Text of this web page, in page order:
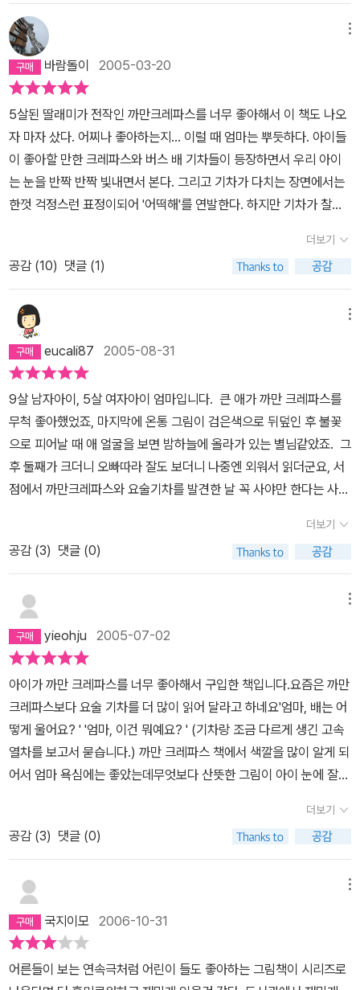
대한 마음을 배울수 있는 기회.거기에 반복적인 언어구사로 인해 - e
x) 한번만 달려 볼래? 하
지만 길이 없으면 달릴수가 없는
걸 꿈지락 꿈지락, 핑그르
르...등쉽게 언어를 배울수 있다
바람돌이 2005-03-20
5살된 딸래미가 전작인 까만크레파스를 너무 좋아해서 이 책도 나오
자 마자 샀다. 어찌나 좋아하는지... 이럴 때 엄마는 뿌듯하다. 아이들
이 좋아할 만한 크레파스와 버스 배 기차들이 등장하면서 우리 아이
는 눈을 반짝 반짝 빛내면서 본다. 그리고 기차가 다치는 장면에서는
한껏 걱정스런 표정이되어 '어떡해'를 연발한다. 하지만 기차가 찰흙
지에서 마지막 겉장까지 크레파스 친구들을 하나 하나 짚어가며 스스
로 얘기를 만들어 내는 모습까지 그리고 없는 색깔의 크레파스 친구
들까지 걱정한다.엄마의 입장에서는 솔직히 전작 까만 크레파스 보다
는 못하다. 전작이 나와 다른 친구를 이해할 수 있는 마음을 심어주는
따듯함이 담겨있었다면 이건 그저 사이좋아진 크레파스 친구들이 여
전히 재미나게 노는 모습을 보여주는 것으로 만약 이 책을 산다면 꼭
전작인 까만 크레파스부터 사서 읽히는게 좋지 않을까 싶다.
더보기
공감 (10) 댓글 (1)
eucali87 2005-08-31
9살 남자아이, 5살 여자아이 엄마입니다. 큰 애가 까만 크레파스를
무척 좋아했었죠, 마지막에 온통 그림이 검은색으로 뒤덮인 후 불꽃
으로 피어날 때 애 얼굴을 보면 밤하늘에 올라가 있는 별님같았죠. 그
후 둘째가 크더니 오빠따라 잘도 보더니 나중엔 외워서 읽더군요, 서
점에서 까만크레파스와 요술기차를 발견한 날 꼭 사야만 한다는 사명
머리속의 공간이 커지는듯한 느낌의 책이라면 까만크레파스와 요술
기차는 눈 양옆으로의 시야가 한없이 커지는 느낌의 책입니다.까만크
레파스가 이상향을 둥둥 떠나니는 느낌이라면 ~요술기차는 발끝을
땅에 대고 주변을 돌아보게 만들어주는 책이랍니다.또 하나 저희 둘
니다. 덤이죠 ㅋㅋ
더보기
공감 (3) 댓글 (0)
yieohju 2005-07-02
아이가 까만 크레파스를 너무 좋아해서 구입한 책입니다.요즘은 까만
크레파스보다 요술 기차를 더 많이 읽어 달라고 하네요'엄마, 배는 어
떻게 울어요? ' '엄마, 이건 뭐예요? ' (기차랑 조금 다르게 생긴 고속
열차를 보고서 묻습니다.) 까만 크레파스 책에서 색깔을 많이 알게 되
어서 엄마 욕심에는 좋았는데무엇보다 산뜻한 그림이 아이 눈에 잘
더보기
공감 (3) 댓글 (0)
국지이모 2006-10-31
어른들이 보는 연속극처럼 어린이 들도 좋아하는 그림책이 시리즈로